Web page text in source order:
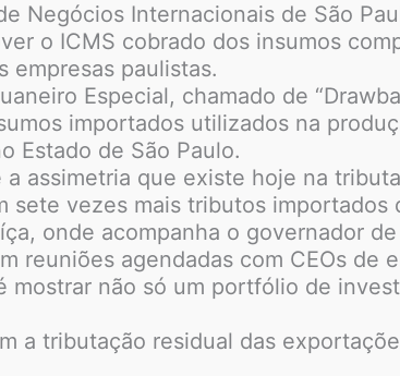
Negócios Internacionais de São
o ICMS cobrado dos insumos
empresas paulistas.
Especial, chamado de
importados utilizados na
Estado de São Paulo.
assimetria que existe hoje na
sete vezes mais tributos importados
onde acompanha o governador
reuniões agendadas com CEOs de
mostrar não só um portfólio de
a tributação residual das